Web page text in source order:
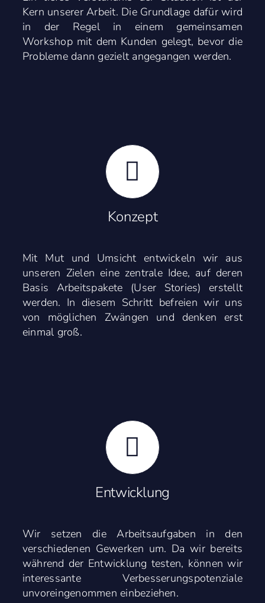
Kern unserer Arbeit. Die Grundlage dafür wird
in der Regel in einem gemeinsamen
Workshop mit dem Kunden gelegt, bevor die
Probleme dann gezielt angegangen werden.
Konzept
Mit Mut und Umsicht entwickeln wir aus
unseren Zielen eine zentrale Idee, auf deren
Basis Arbeitspakete (User Stories) erstellt
werden. In diesem Schritt befreien wir uns
von möglichen Zwängen und denken erst
einmal groß.
Entwicklung
Wir setzen die Arbeitsaufgaben in den
verschiedenen Gewerken um. Da wir bereits
während der Entwicklung testen, können wir
interessante Verbesserungspotenziale
unvoreingenommen einbeziehen.